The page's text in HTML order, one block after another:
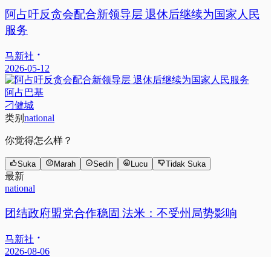
阿占吁反贪会配合新领导层 退休后继续为国家人民
服务
马新社
2026-05-12
阿占巴基
刁健城
类别 national
你觉得怎么样？
Suka Marah Sedih Lucu Tidak Suka
最新
national
团结政府盟党合作稳固 法米：不受州局势影响
马新社
2026-08-06